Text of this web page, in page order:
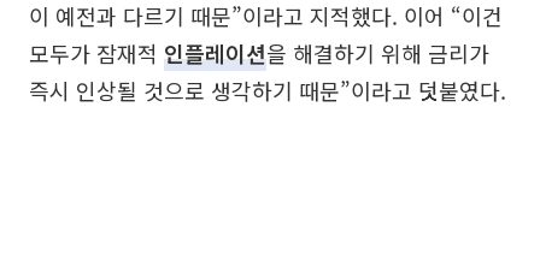
이 예전과 다르기 때문”이라고 지적했다. 이어 “이건
모두가 잠재적 인플레이션을 해결하기 위해 금리가
즉시 인상될 것으로 생각하기 때문”이라고 덧붙였다.